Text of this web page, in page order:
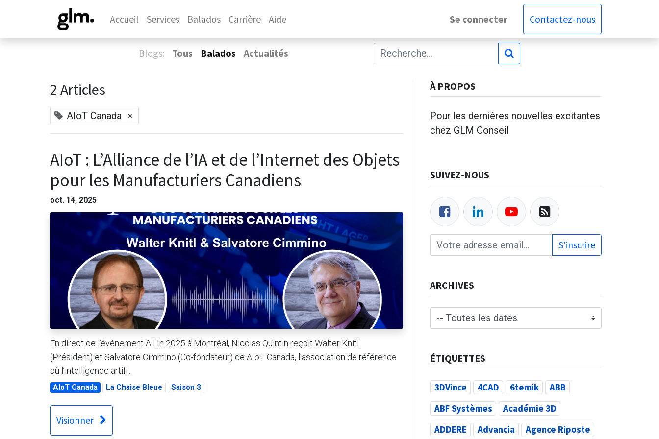
Accueil Services Balados Carrière Aide Se connecter Contactez-nous
Blogs: Tous Balados Actualités
2 Articles
AIoT Canada ×
AIoT : L’Alliance de l’IA et de l’Internet des Objets
pour les Manufacturiers Canadiens
oct. 14, 2025
En direct de l’événement All In 2025 à Montréal, Nicolas Quintin reçoit Walter Knitl
(Président) et Salvatore Cimmino (Co-fondateur) de AIoT Canada, l’association de référence
où l’intelligence artifi...
AIoT Canada La Chaise Bleue Saison 3
Visionner
À PROPOS
Pour les dernières nouvelles excitantes
chez GLM Conseil
SUIVEZ-NOUS
S'inscrire
ARCHIVES
ÉTIQUETTES
3DVince 4CAD 6temik
ABB
ABF Systèmes
Académie 3D
ADDERE
Advancia Agence Riposte